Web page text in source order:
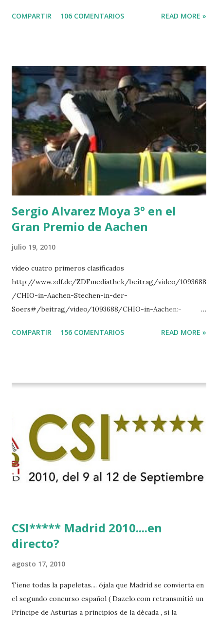
-EPAILLARD 7 GIG AMAI M WHITAKER 8 SILVANA DU
POWER - MILLAR 5 ARMANIE -VOORN 6 QUERLYBET
HERO -LEJAUNE 7 MO CHROI - O’BRIEN 8 CARMENA Z -
BREEN 9 JALLA DE GAVIERE -RAMZY AL DUHAMI 10
NOVEL -PHILIPPAERTS 3 triple 1 LATE NIGHT -LEVY 2 K
CLUB LADY -O’CONNOR 3 QUICK STUDY - HOUGH 4
LORENZO -AHLMANN 5 L’ESPOIR -GULLIKSEN 6
TOPINAMBOUR -LEPREVOST 7 WISCONSIN 111 -MOYA 8
INTERTOY Z - BRASH 9 HERALD –CORDON 10 SELDANA
DI CAMPALTO -SHARBATLY Vuelta Triunfal... el ganador
del Gran Premio en su vuelta de honor
COMPARTIR 106 COMENTARIOS READ MORE »
Sergio Alvarez Moya 3º en el
Gran Premio de Aachen
julio 19, 2010
vídeo cuatro primeros clasificados
http://www.zdf.de/ZDFmediathek/beitrag/video/1093688
/CHIO-in-Aachen-Stechen-in-der-
Soers#/beitrag/video/1093688/CHIO-in-Aachen:-
COMPARTIR 156 COMENTARIOS READ MORE »
CSI***** Madrid 2010....en
directo?
agosto 17, 2010
Tiene todas la papeletas.... ójala que Madrid se convierta en
el segundo concurso español ( Dazelo.com retransmitió un
Príncipe de Asturias a principios de la década , si la